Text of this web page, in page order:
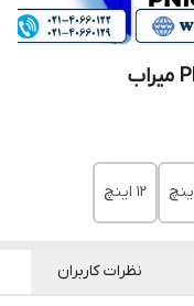
12 اینچ
نظرات کاربران